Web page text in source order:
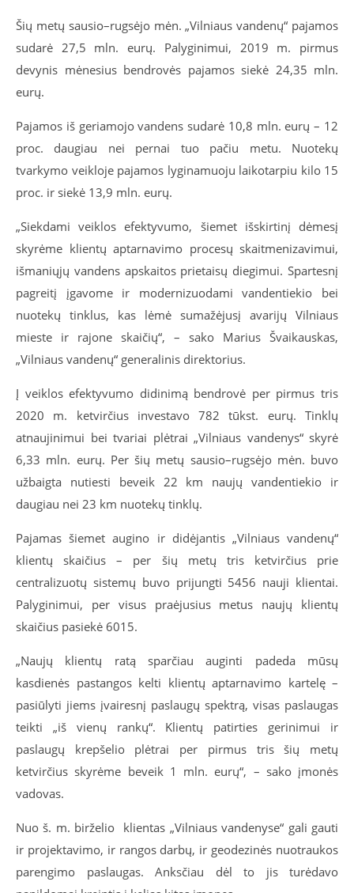
Šių metų sausio–rugsėjo mėn. „Vilniaus vandenų“ pajamos
sudarė 27,5 mln. eurų. Palyginimui, 2019 m. pirmus
devynis mėnesius bendrovės pajamos siekė 24,35 mln.
eurų.
Pajamos iš geriamojo vandens sudarė 10,8 mln. eurų – 12
proc. daugiau nei pernai tuo pačiu metu. Nuotekų
tvarkymo veikloje pajamos lyginamuoju laikotarpiu kilo 15
proc. ir siekė 13,9 mln. eurų.
„Siekdami veiklos efektyvumo, šiemet išskirtinį dėmesį
skyrėme klientų aptarnavimo procesų skaitmenizavimui,
išmaniųjų vandens apskaitos prietaisų diegimui. Spartesnį
pagreitį įgavome ir modernizuodami vandentiekio bei
nuotekų tinklus, kas lėmė sumažėjusį avarijų Vilniaus
mieste ir rajone skaičių“, – sako Marius Švaikauskas,
„Vilniaus vandenų“ generalinis direktorius.
Į veiklos efektyvumo didinimą bendrovė per pirmus tris
2020 m. ketvirčius investavo 782 tūkst. eurų. Tinklų
atnaujinimui bei tvariai plėtrai „Vilniaus vandenys“ skyrė
6,33 mln. eurų. Per šių metų sausio–rugsėjo mėn. buvo
užbaigta nutiesti beveik 22 km naujų vandentiekio ir
daugiau nei 23 km nuotekų tinklų.
Pajamas šiemet augino ir didėjantis „Vilniaus vandenų“
klientų skaičius – per šių metų tris ketvirčius prie
centralizuotų sistemų buvo prijungti 5456 nauji klientai.
Palyginimui, per visus praėjusius metus naujų klientų
skaičius pasiekė 6015.
„Naujų klientų ratą sparčiau auginti padeda mūsų
kasdienės pastangos kelti klientų aptarnavimo kartelę –
pasiūlyti jiems įvairesnį paslaugų spektrą, visas paslaugas
teikti „iš vienų rankų“. Klientų patirties gerinimui ir
paslaugų krepšelio plėtrai per pirmus tris šių metų
ketvirčius skyrėme beveik 1 mln. eurų“, – sako įmonės
vadovas.
Nuo š. m. birželio klientas „Vilniaus vandenyse“ gali gauti
ir projektavimo, ir rangos darbų, ir geodezinės nuotraukos
parengimo paslaugas. Anksčiau dėl to jis turėdavo